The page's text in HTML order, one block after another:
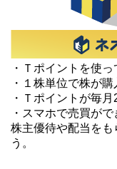
・Ｔポイントを使っ
・１株単位で株が購
・Ｔポイントが毎月
・スマホで売買がで
株主優待や配当をも
う。